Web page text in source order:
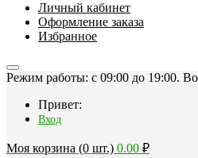
Личный кабинет
Оформление заказа
Избранное
Режим работы: c 09:00 до 19:00.
Привет:
Вход
Моя корзина (0 шт.) 0.00 ₽